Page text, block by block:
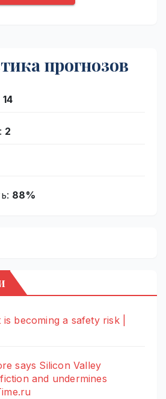
прогнозов
14
2
88%
becoming a safety risk |
says Silicon Valley
and undermines